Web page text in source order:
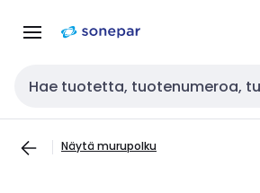
navigointiinsisältöön
Haku
Näytä murupolku